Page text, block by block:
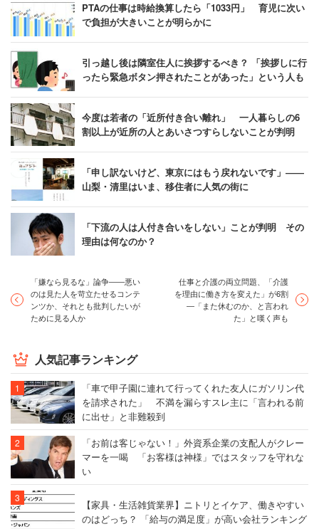
PTAの仕事は時給換算したら「1033円」 育児に次い
で負担が大きいことが明らかに
引っ越し後は隣室住人に挨拶するべき？ 「挨拶しに行
ったら緊急ボタン押されたことがあった」という人も
今度は若者の「近所付き合い離れ」 一人暮らしの6
割以上が近所の人とあいさつすらしないことが判明
「申し訳ないけど、東京にはもう戻れないです」――
山梨・清里はいま、移住者に人気の街に
「下流の人は人付き合いをしない」ことが判明 その
理由は何なのか？
「嫌なら見るな」論争――悪い
のは見た人を苛立たせるコンテ
ンツか、それとも批判したいが
ために見る人か
仕事と介護の両立問題、「介護
を理由に働き方を変えた」が6割
―「また休むのか、と言われ
た」と嘆く声も
人気記事ランキング
「車で甲子園に連れて行ってくれた友人にガソリン代
を請求された」 不満を漏らすスレ主に「言われる前
に出せ」と非難殺到
「お前は客じゃない！」外資系企業の支配人がクレー
マーを一喝 「お客様は神様」ではスタッフを守れな
い
【家具・生活雑貨業界】ニトリとイケア、働きやすい
のはどっち？ 「給与の満足度」が高い会社ランキング